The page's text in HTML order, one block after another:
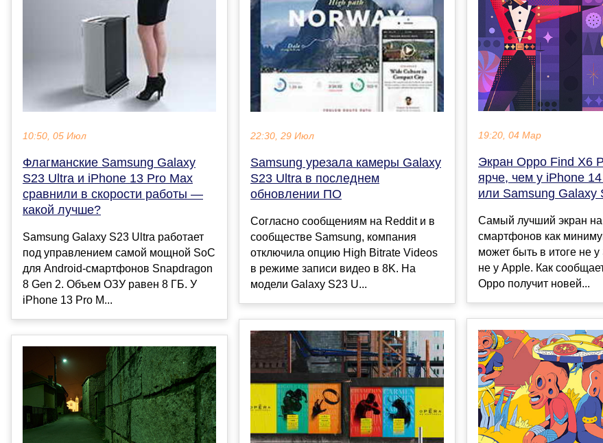
10:50, 05 Июл
Флагманские Samsung Galaxy
S23 Ultra и iPhone 13 Pro Max
сравнили в скорости работы —
какой лучше?
Samsung Galaxy S23 Ultra работает
под управлением самой мощной SoC
для Android-смартфонов Snapdragon
8 Gen 2. Объем ОЗУ равен 8 ГБ. У
iPhone 13 Pro M...
22:30, 29 Июл
Samsung урезала камеры Galaxy
S23 Ultra в последнем
обновлении ПО
Согласно сообщениям на Reddit и в
сообществе Samsung, компания
отключила опцию High Bitrate Videos
в режиме записи видео в 8K. На
модели Galaxy S23 U...
19:20, 04 Мар
Экран Oppo Find X6
ярче, чем у iPhone
или Samsung Galaxy
Самый лучший экран
смартфонов как
может быть в итоге не
не у Apple. Как
Oppo получит новей...